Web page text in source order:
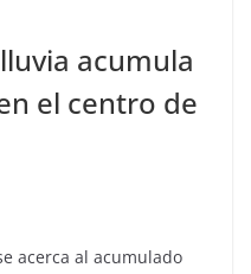
acumula
el centro de
acerca al acumulado